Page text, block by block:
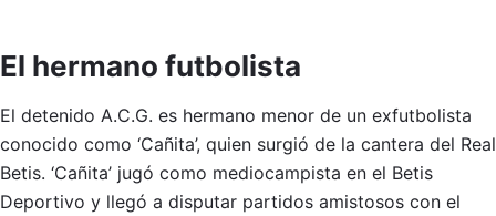
El hermano futbolista
El detenido A.C.G. es hermano menor de un exfutbolista
conocido como ‘Cañita’, quien surgió de la cantera del Real
Betis. ‘Cañita’ jugó como mediocampista en el Betis
Deportivo y llegó a disputar partidos amistosos con el